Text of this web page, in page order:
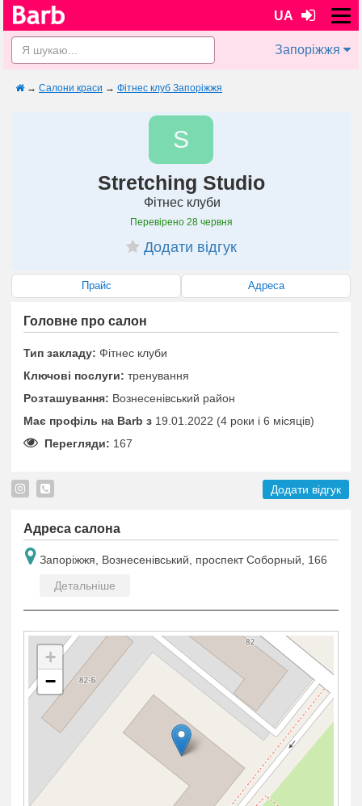
UA
Запоріжжя
→ Салони краси → Фітнес клуб Запоріжжя
S
Stretching Studio
Фітнес клуби
Перевірено 28 червня
Додати відгук
Прайс Адреса
Головне про салон
Тип закладу: Фітнес клуби
Ключові послуги: тренування
Розташування: Вознесенівський район
Має профіль на Barb з 19.01.2022 (4 роки i 6 місяців)
Перегляди: 167
Додати відгук
Адреса салона
Запоріжжя, Вознесенівський, проспект Соборный, 166
Детальніше
+
−